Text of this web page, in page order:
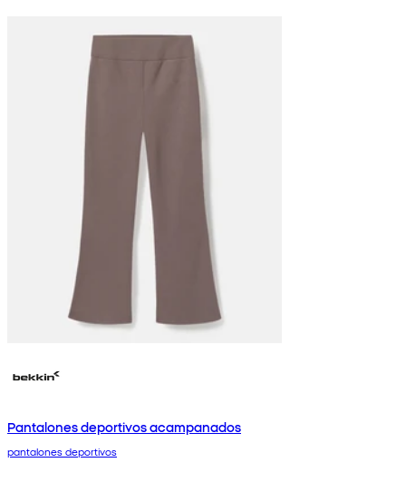
Pantalones deportivos acampanados
pantalones deportivos